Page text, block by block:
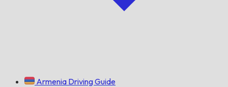
Armenia Driving Guide